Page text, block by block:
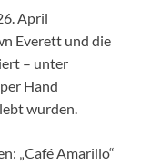
April
Everett und die
– unter
Hand
wurden.
„Café Amarillo“